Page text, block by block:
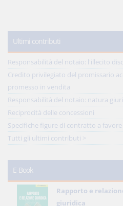
Ultimi contributi
Responsabilità del notaio: l'illecito
Credito privilegiato del promissario
promesso in vendita
Responsabilità del notaio: natura
Reciprocità delle concessioni
Specifiche figure di contratto a
Tutti gli ultimi contributi >
E-Book
Rapporto e
giuridica